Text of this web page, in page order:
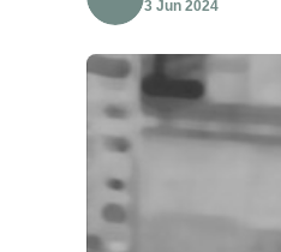
3 Jun 2024